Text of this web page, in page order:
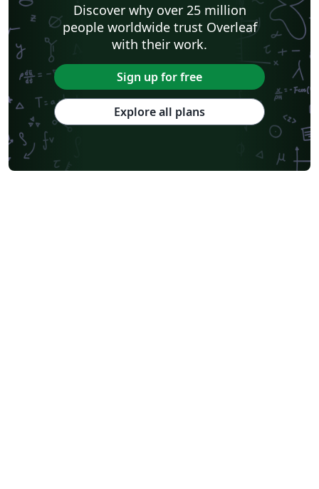
Discover why over 25 million
people worldwide trust Overleaf
with their work.
Sign up for free
Explore all plans